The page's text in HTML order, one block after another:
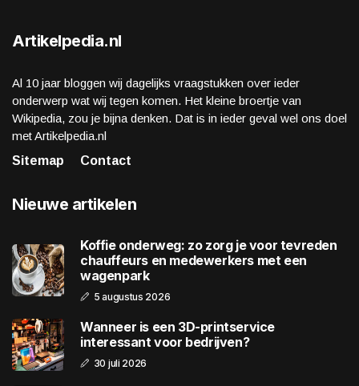
Artikelpedia.nl
Al 10 jaar bloggen wij dagelijks vraagstukken over ieder
onderwerp wat wij tegen komen. Het kleine broertje van
Wikipedia, zou je bijna denken. Dat is in ieder geval wel ons doel
met Artikelpedia.nl
Sitemap
Contact
Nieuwe artikelen
Koffie onderweg: zo zorg je voor tevreden
chauffeurs en medewerkers met een
wagenpark
5 augustus 2026
Wanneer is een 3D-printservice
interessant voor bedrijven?
30 juli 2026